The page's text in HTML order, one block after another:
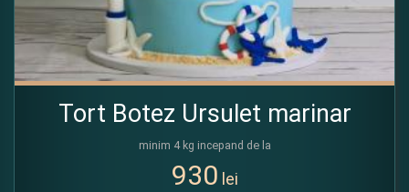
Tort Botez Ursulet marinar
minim 4 kg incepand de la
930 lei